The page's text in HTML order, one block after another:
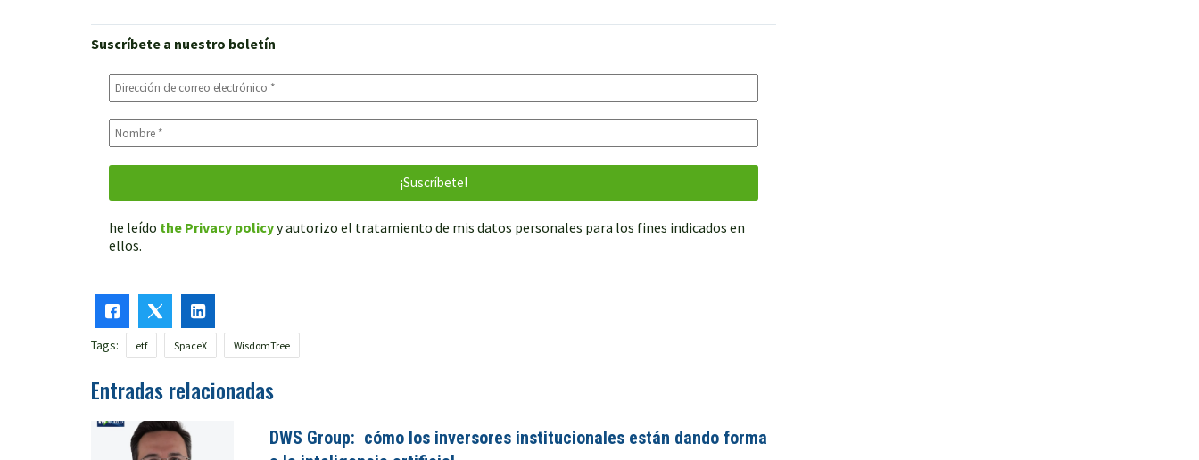
Suscríbete a nuestro boletín
he leído the Privacy policyy autorizo el tratamiento de mis datos personales para los fines indicados en
ellos.
Tags: etf SpaceX WisdomTree
Entradas relacionadas
DWS Group: cómo los inversores institucionales están dando forma